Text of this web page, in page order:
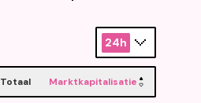
24h
Totaal Marktkapitalisatie